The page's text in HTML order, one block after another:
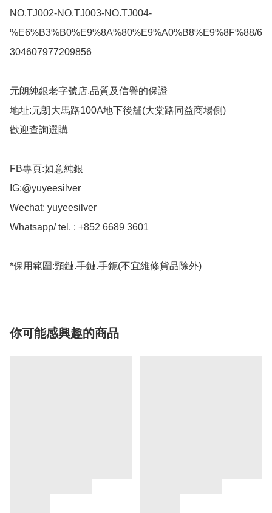
NO.TJ002-NO.TJ003-NO.TJ004-
%E6%B3%B0%E9%8A%80%E9%A0%B8%E9%8F%88/6
304607977209856
元朗純銀老字號店,品質及信譽的保證
地址:元朗大馬路100A地下後舖(大棠路同益商場側)
歡迎查詢選購
FB專頁:如意純銀
IG:@yuyeesilver
Wechat: yuyeesilver
Whatsapp/ tel. : +852 6689 3601
*保用範圍:頸鏈.手鏈.手鈪(不宜維修貨品除外)
你可能感興趣的商品